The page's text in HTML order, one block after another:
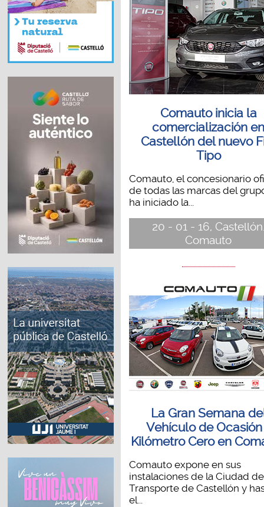
Comauto inicia la
comercialización
Castellón del nuevo
Tipo
Comauto, el concesionario
de todas las marcas del
ha iniciado la...
20 - 01 - 16,
Comauto
La Gran Semana
Vehículo de Ocasión
Kilómetro Cero en
Comauto expone en sus
instalaciones de la Ciudad
Transporte de Castellón y
el...